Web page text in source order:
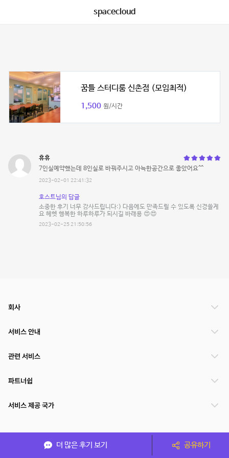
spacecloud
꿈틀 스터디룸 신촌점 (모임최적)
1,500 원/시간
휴휴
7인실예약했는데 8인실로 바꿔주시고 아늑한공간으로 좋았어요^^
2023-02-01 22:41:32
호스트님의 답글
소중한 후기 너무 감사드립니다:) 다음에도 만족드릴 수 있도록 신경쓸게
요 헤헷 행복한 하루하루가 되시길 바래용 😍😍
2023-02-25 21:50:56
더 많은 후기 보기 공유하기
회사
서비스 안내
관련 서비스
파트너쉽
서비스 제공 국가
(주)NSPACE 사업자정보